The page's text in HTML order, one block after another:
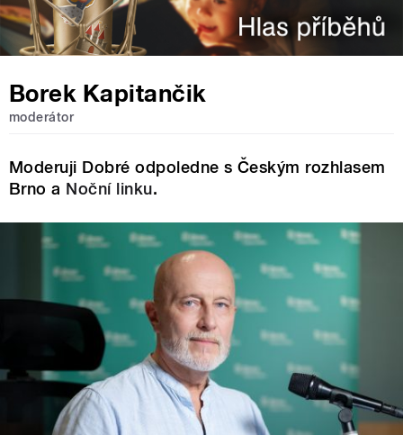
Borek Kapitančik
moderátor
Moderuji Dobré odpoledne s Českým rozhlasem
Brno a Noční linku.